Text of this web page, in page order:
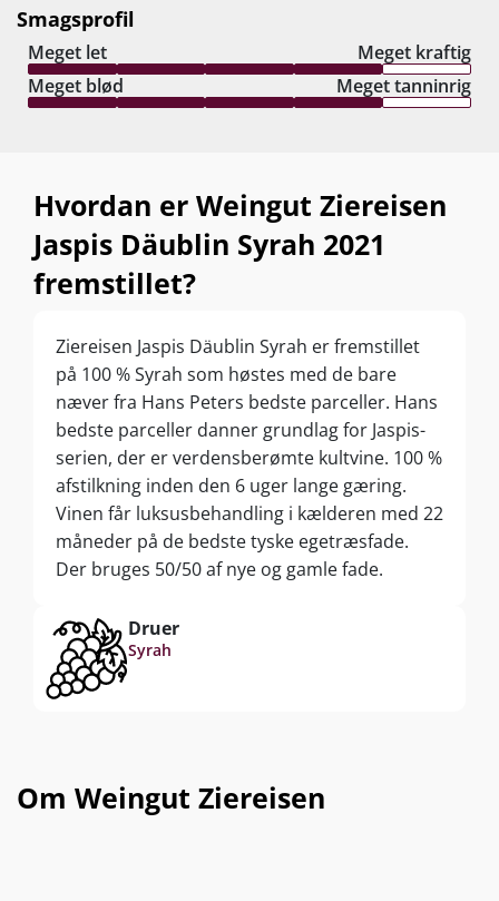
Smagsprofil
Meget let
Meget kraftig
Meget blød
Meget tanninrig
Hvordan er Weingut Ziereisen
Jaspis Däublin Syrah 2021
fremstillet?
Ziereisen Jaspis Däublin Syrah er fremstillet
på 100 % Syrah som høstes med de bare
næver fra Hans Peters bedste parceller. Hans
bedste parceller danner grundlag for Jaspis-
serien, der er verdensberømte kultvine. 100 %
afstilkning inden den 6 uger lange gæring.
Vinen får luksusbehandling i kælderen med 22
måneder på de bedste tyske egetræsfade.
Der bruges 50/50 af nye og gamle fade.
Druer
Syrah
Om Weingut Ziereisen